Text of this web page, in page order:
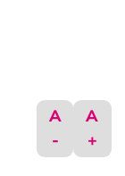
A
-
A
+